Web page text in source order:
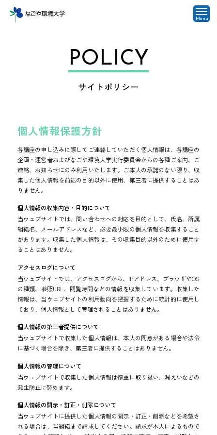
Menu
POLICY
サイトポリシー
個人情報保護方針
各講座の申し込みに際してご連絡していただく個人情報は、各講座の
企画・運営者およびなごや環境大学実行委員会からの各種ご案内、ご
連絡、お知らせにのみ利用いたします。ご本人の承諾のない限り、収
集した個人情報を前述の目的以外に使用、第三者に提供することはあ
りません。
個人情報の収集内容・目的について
当ウェブサイトでは、問い合わせへの対応を目的として、氏名、所属
組織名、メールアドレスなど、必要最小限の個人情報を収集すること
があります。収集した個人情報は、その収集目的以外のために使用す
ることはありません。
アクセスログについて
当ウェブサイトでは、アクセスログから、IPアドレス、ブラウザやOS
の種類、参照URL、閲覧時間などの情報を収集しています。収集した
情報は、当ウェブサイトの利用動向を把握するために統計的に使用し
ており、個人情報として管理されることはありません。
個人情報の第三者提供について
当ウェブサイトで収集した個人情報は、本人の同意がある場合や法令
に基づく場合を除き、第三者に提供することはありません。
個人情報の管理について
当ウェブサイトで収集した個人情報は慎重に取り扱い、漏えいなどの
発生防止に努めます。
個人情報の開示・訂正・削除について
当ウェブサイトに提供した個人情報の開示・訂正・削除などを希望さ
れる場合は、当組織まで請求してください。請求が本人によるもので